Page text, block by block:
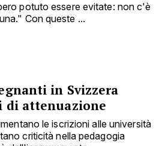
potuto essere evitate: non c'è
Con queste ...
in Svizzera
di attenuazione
le iscrizioni alle università
criticità nella pedagogia